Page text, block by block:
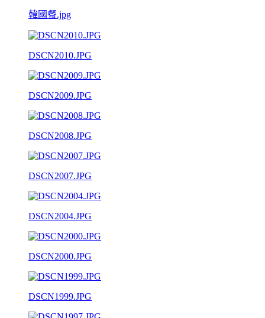
韓國餐.jpg
DSCN2010.JPG
DSCN2009.JPG
DSCN2008.JPG
DSCN2007.JPG
DSCN2004.JPG
DSCN2000.JPG
DSCN1999.JPG